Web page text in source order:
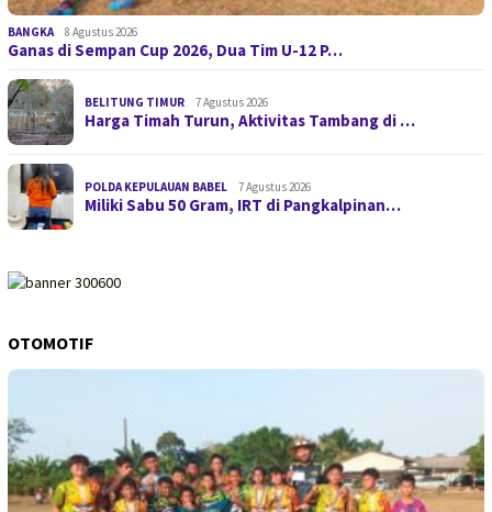
BANGKA 8 Agustus 2026
Ganas di Sempan Cup 2026, Dua Tim U-12 P…
BELITUNG TIMUR 7 Agustus 2026
Harga Timah Turun, Aktivitas Tambang di …
POLDA KEPULAUAN BABEL 7 Agustus 2026
Miliki Sabu 50 Gram, IRT di Pangkalpinan…
OTOMOTIF